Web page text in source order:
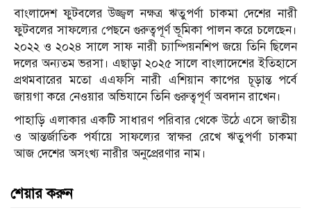
বাংলাদেশ ফুটবলের উজ্জ্বল নক্ষত্র ঋতুপর্ণা চাকমা দেশের নারী
ফুটবলের সাফল্যের পেছনে গুরুত্বপূর্ণ ভূমিকা পালন করে চলেছেন।
২০২২ ও ২০২৪ সালে সাফ নারী চ্যাম্পিয়নশিপ জয়ে তিনি ছিলেন
দলের অন্যতম ভরসা। এছাড়া ২০২৫ সালে বাংলাদেশের ইতিহাসে
প্রথমবারের মতো এএফসি নারী এশিয়ান কাপের চূড়ান্ত পর্বে
জায়গা করে নেওয়ার অভিযানে তিনি গুরুত্বপূর্ণ অবদান রাখেন।
পাহাড়ি এলাকার একটি সাধারণ পরিবার থেকে উঠে এসে জাতীয়
ও আন্তর্জাতিক পর্যায়ে সাফল্যের স্বাক্ষর রেখে ঋতুপর্ণা চাকমা
আজ দেশের অসংখ্য নারীর অনুপ্রেরণার নাম।
শেয়ার করুন